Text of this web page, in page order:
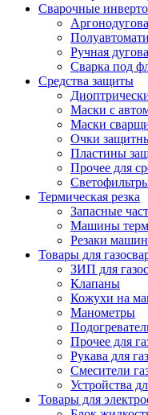
Сварочные
Ручная
Сварка под
Средства защиты
Маски с
Маски
Очки
Пластины
Прочее для
Термическая резка
Запасные
Машины
Резаки
Товары для
ЗИП для
Клапаны
Кожухи на
Манометры
Прочее для
Рукава для
Смесители
Устройства
Товары для